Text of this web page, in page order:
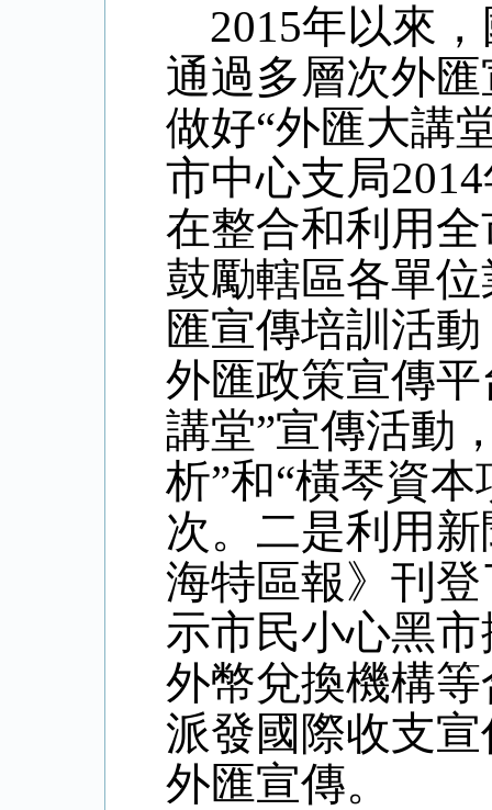
2015年以來，
通過多層次外
做好“外匯大講
市中心支局
在整合和利用
鼓勵轄區各單
匯宣傳培訓活
外匯政策宣傳
講堂”宣傳活動
析”和“橫琴資
次。二是利用
海特區報》刊
示市民小心黑
外幣兌換機構
派發國際收支
外匯宣傳。